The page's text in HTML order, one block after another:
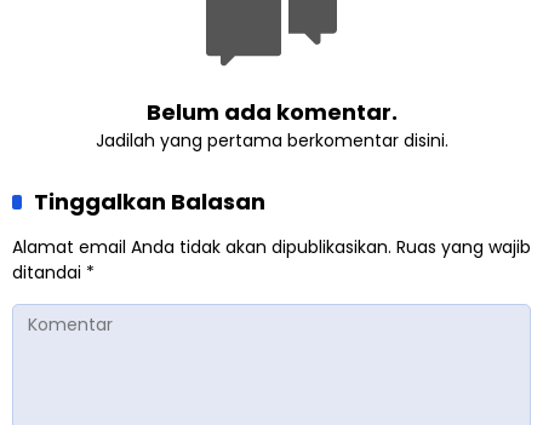
Belum ada komentar.
Jadilah yang pertama berkomentar disini.
Tinggalkan Balasan
Alamat email Anda tidak akan dipublikasikan. Ruas yang wajib
ditandai *